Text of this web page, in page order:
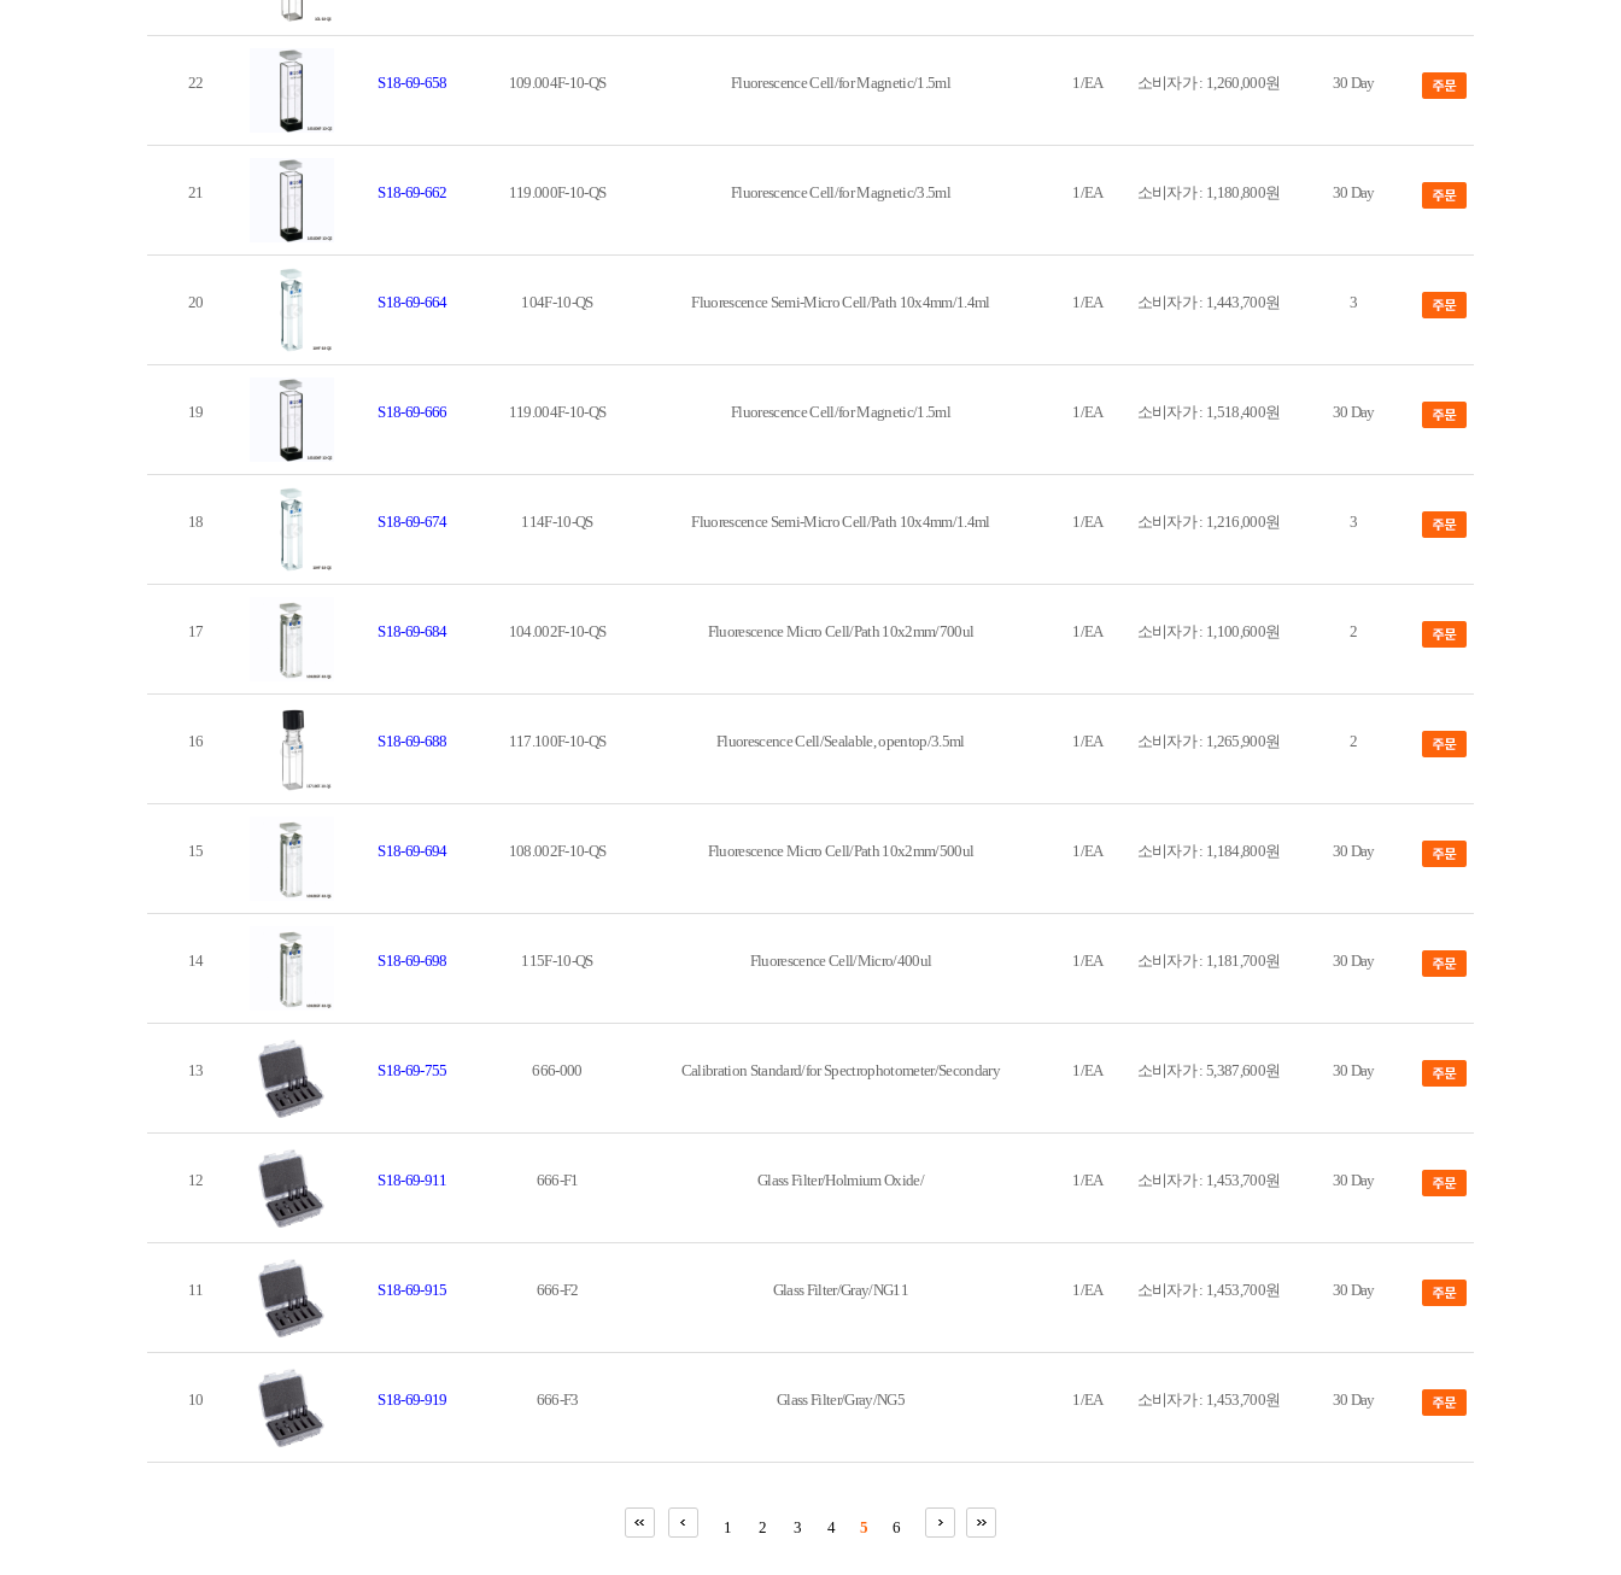
22 S18-69-658 109.004F-10-QS Fluorescence Cell/for Magnetic/1.5ml 1/EA 소비자가 : 1,260,000원 30 Day
21 S18-69-662 119.000F-10-QS Fluorescence Cell/for Magnetic/3.5ml 1/EA 소비자가 : 1,180,800원 30 Day
20 S18-69-664 104F-10-QS Fluorescence Semi-Micro Cell/Path 10x4mm/1.4ml 1/EA 소비자가 : 1,443,700원 3
19 S18-69-666 119.004F-10-QS Fluorescence Cell/for Magnetic/1.5ml 1/EA 소비자가 : 1,518,400원 30 Day
18 S18-69-674 114F-10-QS Fluorescence Semi-Micro Cell/Path 10x4mm/1.4ml 1/EA 소비자가 : 1,216,000원 3
17 S18-69-684 104.002F-10-QS Fluorescence Micro Cell/Path 10x2mm/700ul 1/EA 소비자가 : 1,100,600원 2
16 S18-69-688 117.100F-10-QS Fluorescence Cell/Sealable, opentop/3.5ml 1/EA 소비자가 : 1,265,900원 2
15 S18-69-694 108.002F-10-QS Fluorescence Micro Cell/Path 10x2mm/500ul 1/EA 소비자가 : 1,184,800원 30 Day
14 S18-69-698 115F-10-QS Fluorescence Cell/Micro/400ul 1/EA 소비자가 : 1,181,700원 30 Day
13 S18-69-755 666-000 Calibration Standard/for Spectrophotometer/Secondary 1/EA 소비자가 : 5,387,600원 30 Day
12 S18-69-911 666-F1 Glass Filter/Holmium Oxide/ 1/EA 소비자가 : 1,453,700원 30 Day
11 S18-69-915 666-F2 Glass Filter/Gray/NG11 1/EA 소비자가 : 1,453,700원 30 Day
10 S18-69-919 666-F3 Glass Filter/Gray/NG5 1/EA 소비자가 : 1,453,700원 30 Day
1 2 3 4 5 6